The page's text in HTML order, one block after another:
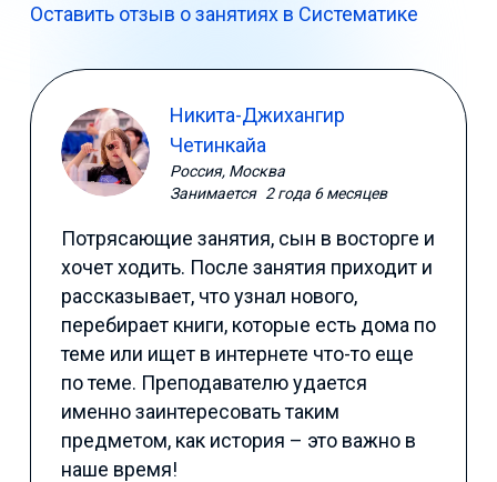
Оставить отзыв о занятиях в Систематике
Никита-Джихангир
Четинкайа
Россия, Москва
Занимается 2 года 6 месяцев
Потрясающие занятия, сын в восторге и
хочет ходить. После занятия приходит и
рассказывает, что узнал нового,
перебирает книги, которые есть дома по
теме или ищет в интернете что-то еще
по теме. Преподавателю удается
именно заинтересовать таким
предметом, как история – это важно в
наше время!